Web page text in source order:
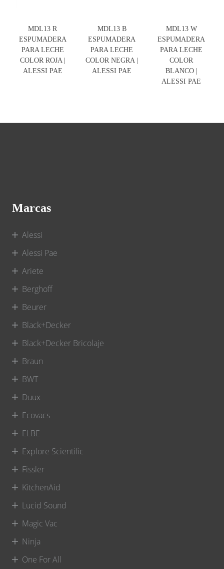
MDL13 R
ESPUMADERA
PARA LECHE
COLOR ROJA |
ALESSI PAE
MDL13 B
ESPUMADERA
PARA LECHE
COLOR NEGRA |
ALESSI PAE
MDL13 W
ESPUMADERA
PARA LECHE
COLOR
BLANCO |
ALESSI PAE
Marcas
Alessi
Alessi Pae
Ariete
Berghoff
Beurer
Black+Decker
Black+Decker Bricolaje
Braun
BWT
Duux
Ecovacs
ELBE
Explore Scientific
Fissler
KitchenAid
Lucid Sound
Magic Vac
Ninja
One For All